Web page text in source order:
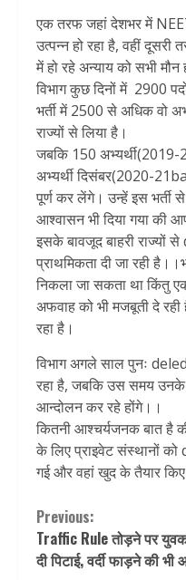
एक तरफ जहां देशभर में
उत्पन्न हो रहा है, वहीं दूसरी
में हो रहे अन्याय को सभी
विभाग कुछ दिनों में 2900
भर्ती में 2500 से अधिक वो
राज्यों से लिया है।
जबकि 150
अभ्यर्थी दिसंबर(2020-
पूर्ण कर लेंगे। उन्हें इस भर्ती से
आश्वासन भी दिया गया की
इसके बावजूद बाहरी राज्यों
प्राथमिकता दी जा रही
निकला जा सकता था किंतु
अफवाह को भी मजबूती दे रही
रहा है।
विभाग अगले साल पुनः deled
रहा है, जबकि उस समय
आन्दोलन कर रहे होंगे।।
कितनी आश्चर्यजनक बात है
के लिए प्राइवेट संस्थानों
गई और वहां खुद के तैयार किए
Continue
Reading
Previous:
Traffic Rule तोड़ने पर युवक
दी पिटाई, वर्दी फाड़ने की भी